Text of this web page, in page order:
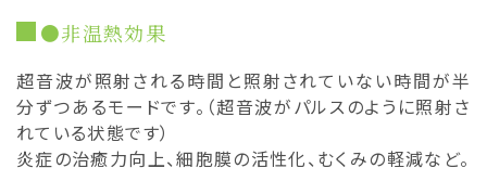
●非温熱効果
超音波が照射される時間と照射されていない時間が半
分ずつあるモードです。（超音波がパルスのように照射さ
れている状態です）
炎症の治癒力向上、細胞膜の活性化、むくみの軽減など。